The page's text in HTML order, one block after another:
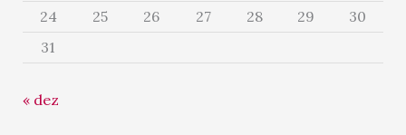
24
25 26 27 28 29
30
31
« dez